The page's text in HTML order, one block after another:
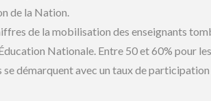
de la Nation.
de la mobilisation des enseignants
Nationale. Entre 50 et 60% pour
démarquent avec un taux de participation